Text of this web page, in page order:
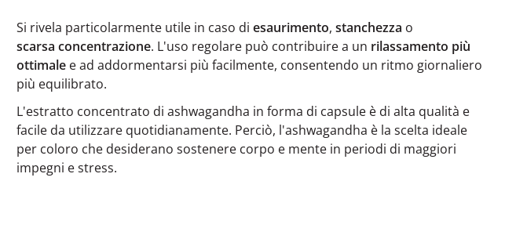
Si rivela particolarmente utile in caso di esaurimento, stanchezza o
scarsa concentrazione. L'uso regolare può contribuire a un rilassamento più
ottimale e ad addormentarsi più facilmente, consentendo un ritmo giornaliero
più equilibrato.
L'estratto concentrato di ashwagandha in forma di capsule è di alta qualità e
facile da utilizzare quotidianamente. Perciò, l'ashwagandha è la scelta ideale
per coloro che desiderano sostenere corpo e mente in periodi di maggiori
impegni e stress.